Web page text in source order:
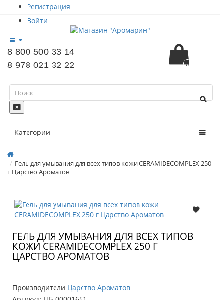
Регистрация
Войти
8 800 500 33 14
8 978 021 32 22
0
Категории
Гель для умывания для всех типов кожи CERAMIDECOMPLEX 250
г Царство Ароматов
ГЕЛЬ ДЛЯ УМЫВАНИЯ ДЛЯ ВСЕХ ТИПОВ
КОЖИ CERAMIDECOMPLEX 250 Г
ЦАРСТВО АРОМАТОВ
Производители Царство Ароматов